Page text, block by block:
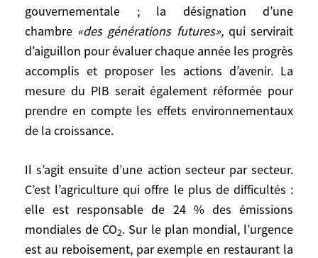
gouvernementale ; la désignation d’une
chambre «des générations futures»,qui servirait
d’aiguillon pour évaluer chaque année les progrès
accomplis et proposer les actions d’avenir. La
mesure du PIB serait également réformée pour
prendre en compte les effets environnementaux
de la croissance.
Il s’agit ensuite d’une action secteur par secteur.
C’est l’agriculture qui offre le plus de difficultés :
elle est responsable de 24 % des émissions
mondiales de CO2. Sur le plan mondial, l’urgence
est au reboisement, par exemple en restaurant la
Pour la France, il faut d’abord passer par
deux changements institutionnels : la
création d’un vice-Premier ministre chargé
de l’écologisation, qui ait autorité sur
l’ensemble de l’action gouvernementale ;
la désignation d’une chambre«des
générations futures»,
progrès accomplis et proposer les actions
d’avenir. La mesure du PIB serait
également réformée pour prendre en
compte les effets environnementaux de la
croissance.